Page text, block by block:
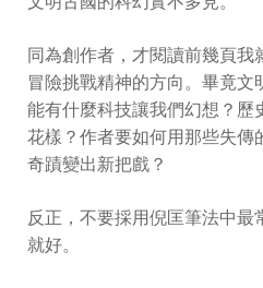
同為創作者，才閱讀前幾頁我
冒險挑戰精神的方向。畢竟文
能有什麼科技讓我們幻想？歷
花樣？作者要如何用那些失傳
奇蹟變出新把戲？
反正，不要採用倪匡筆法中最
就好。